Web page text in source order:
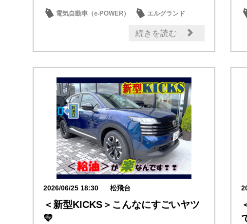
電気自動車（e-POWER）
エルグランド
日産のお店
続きを読む
2026/06/25 18:30 松飛台
＜新型KICKS＞こんなにすごいヤツ
💛